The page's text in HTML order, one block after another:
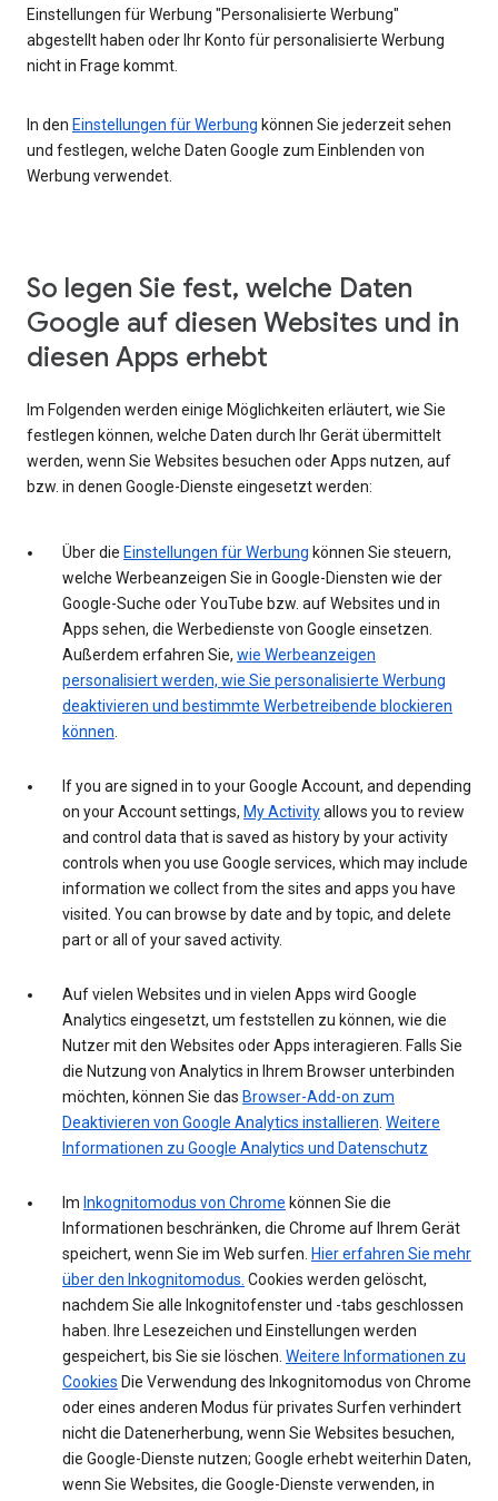
Einstellungen für Werbung "Personalisierte Werbung"
abgestellt haben oder Ihr Konto für personalisierte Werbung
nicht in Frage kommt.
In den Einstellungen für Werbung können Sie jederzeit sehen
und festlegen, welche Daten Google zum Einblenden von
Werbung verwendet.
So legen Sie fest, welche Daten
Google auf diesen Websites und in
diesen Apps erhebt
Im Folgenden werden einige Möglichkeiten erläutert, wie Sie
festlegen können, welche Daten durch Ihr Gerät übermittelt
werden, wenn Sie Websites besuchen oder Apps nutzen, auf
bzw. in denen Google-Dienste eingesetzt werden:
Über die Einstellungen für Werbung können Sie steuern,
welche Werbeanzeigen Sie in Google-Diensten wie der
Google-Suche oder YouTube bzw. auf Websites und in
Apps sehen, die Werbedienste von Google einsetzen.
Außerdem erfahren Sie, wie Werbeanzeigen
personalisiert werden, wie Sie personalisierte Werbung
deaktivieren und bestimmte Werbetreibende blockieren
können.
If you are signed in to your Google Account, and depending
on your Account settings, My Activityallows you to review
and control data that is saved as history by your activity
controls when you use Google services, which may include
information we collect from the sites and apps you have
visited. You can browse by date and by topic, and delete
part or all of your saved activity.
Auf vielen Websites und in vielen Apps wird Google
Analytics eingesetzt, um feststellen zu können, wie die
Nutzer mit den Websites oder Apps interagieren. Falls Sie
die Nutzung von Analytics in Ihrem Browser unterbinden
möchten, können Sie das Browser-Add-on zum
Deaktivieren von Google Analytics installieren. Weitere
Informationen zu Google Analytics und Datenschutz
Im Inkognitomodus von Chrome können Sie die
Informationen beschränken, die Chrome auf Ihrem Gerät
speichert, wenn Sie im Web surfen. Hier erfahren Sie mehr
über den Inkognitomodus. Cookies werden gelöscht,
nachdem Sie alle Inkognitofenster und -tabs geschlossen
haben. Ihre Lesezeichen und Einstellungen werden
gespeichert, bis Sie sie löschen. Weitere Informationen zu
Cookies Die Verwendung des Inkognitomodus von Chrome
oder eines anderen Modus für privates Surfen verhindert
nicht die Datenerherbung, wenn Sie Websites besuchen,
die Google-Dienste nutzen; Google erhebt weiterhin Daten,
wenn Sie Websites, die Google-Dienste verwenden, in